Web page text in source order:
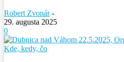
Robert Zvonár -
29. augusta 2025
0
Kde, kedy, čo